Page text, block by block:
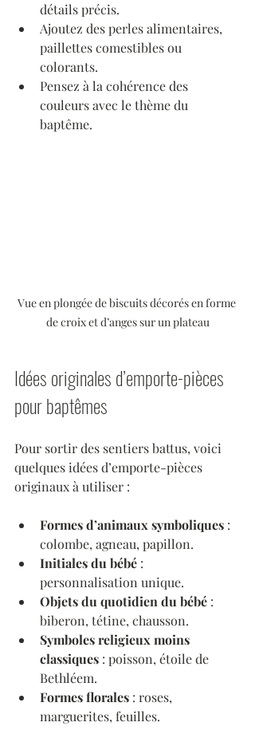
détails précis.
Ajoutez des perles alimentaires,
paillettes comestibles ou
colorants.
Pensez à la cohérence des
couleurs avec le thème du
baptême.
Vue en plongée de biscuits décorés en forme
de croix et d’anges sur un plateau
Idées originales d’emporte-pièces
pour baptêmes
Pour sortir des sentiers battus, voici
quelques idées d’emporte-pièces
originaux à utiliser :
Formes d’animaux symboliques :
colombe, agneau, papillon.
Initiales du bébé :
personnalisation unique.
Objets du quotidien du bébé :
biberon, tétine, chausson.
Symboles religieux moins
classiques : poisson, étoile de
Bethléem.
Formes florales : roses,
marguerites, feuilles.